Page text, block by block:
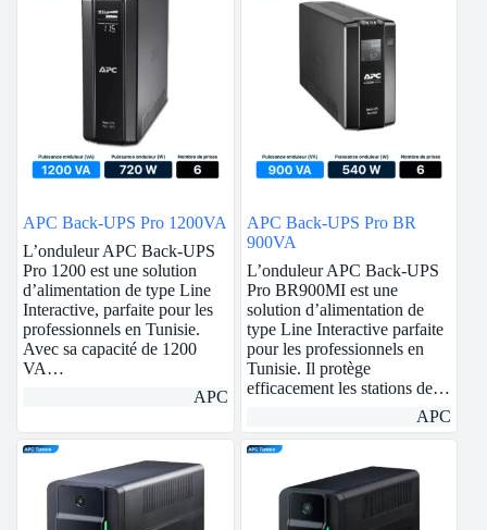
APC Back-UPS Pro 1200VA
L’onduleur APC Back-UPS
Pro 1200 est une solution
d’alimentation de type Line
Interactive, parfaite pour les
professionnels en Tunisie.
Avec sa capacité de 1200
VA…
APC
APC Back-UPS Pro BR
900VA
L’onduleur APC Back-UPS
Pro BR900MI est une
solution d’alimentation de
type Line Interactive parfaite
pour les professionnels en
Tunisie. Il protège
efficacement les stations de…
APC